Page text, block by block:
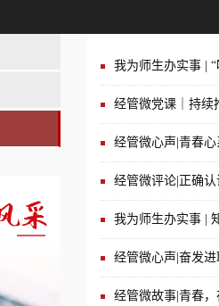
我为师生办实事 |
经管微党课｜持续
经管微心声|青春心
经管微评论|正确
我为师生办实事 |
经管微心声|奋发
经管微故事|青春